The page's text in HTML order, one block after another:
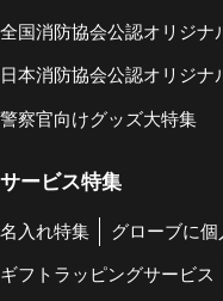
全国消防協会公認オリジナ
日本消防協会公認オリジナ
警察官向けグッズ大特集
サービス特集
名入れ特集 グローブに個
ギフトラッピングサービス